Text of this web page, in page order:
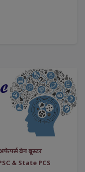
ब्रेन बूस्टर
& State PCS